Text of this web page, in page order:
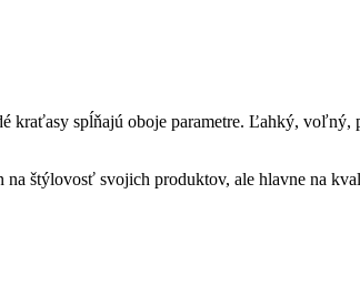
kraťasy spĺňajú oboje parametre. Ľahký,
štýlovosť svojich produktov, ale hlavne na